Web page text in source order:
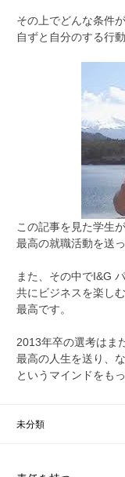
その上でどんな条件
自ずと自分のする行
この記事を見た学生
最高の就職活動を送
また、その中でI&G
共にビジネスを楽し
最高です。
2013年卒の選考はま
最高の人生を送り、
というマインドをも
未分類